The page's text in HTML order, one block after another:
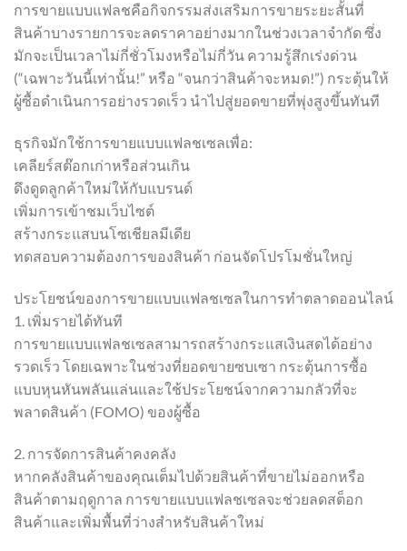
การขายแบบแฟลชคือกิจกรรมส่งเสริมการขายระยะสั้นที่
สินค้าบางรายการจะลดราคาอย่างมากในช่วงเวลาจำกัด ซึ่ง
มักจะเป็นเวลาไม่กี่ชั่วโมงหรือไม่กี่วัน ความรู้สึกเร่งด่วน
(“เฉพาะวันนี้เท่านั้น!” หรือ “จนกว่าสินค้าจะหมด!”) กระตุ้นให้
ผู้ซื้อดำเนินการอย่างรวดเร็ว นำไปสู่ยอดขายที่พุ่งสูงขึ้นทันที
ธุรกิจมักใช้การขายแบบแฟลชเซลเพื่อ:
เคลียร์สต๊อกเก่าหรือส่วนเกิน
ดึงดูดลูกค้าใหม่ให้กับแบรนด์
เพิ่มการเข้าชมเว็บไซต์
สร้างกระแสบนโซเชียลมีเดีย
ทดสอบความต้องการของสินค้า ก่อนจัดโปรโมชั่นใหญ่
ประโยชน์ของการขายแบบแฟลชเซลในการทำตลาดออนไลน์
1. เพิ่มรายได้ทันที
การขายแบบแฟลชเซลสามารถสร้างกระแสเงินสดได้อย่าง
รวดเร็ว โดยเฉพาะในช่วงที่ยอดขายซบเซา กระตุ้นการซื้อ
แบบหุนหันพลันแล่นและใช้ประโยชน์จากความกลัวที่จะ
พลาดสินค้า (FOMO) ของผู้ซื้อ
2. การจัดการสินค้าคงคลัง
หากคลังสินค้าของคุณเต็มไปด้วยสินค้าที่ขายไม่ออกหรือ
สินค้าตามฤดูกาล การขายแบบแฟลชเซลจะช่วยลดสต็อก
สินค้าและเพิ่มพื้นที่ว่างสำหรับสินค้าใหม่